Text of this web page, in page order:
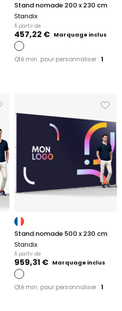
Stand nomade 200 x 230 cm
Standix
À partir de
457,22 € Marquage inclus
Qté min. pour personnaliser : 1
Stand nomade 500 x 230 cm
Standix
À partir de
959,31 € Marquage inclus
Qté min. pour personnaliser : 1